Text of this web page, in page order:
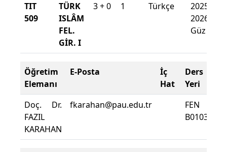
TIT
509
TÜRK
ISLÂM
FEL.
GİR. I
3 + 0 1 Türkçe
2025-
2026
Güz
Öğretim
Elemanı
E-Posta
İç
Hat
Ders
Yeri
Doç. Dr.
FAZIL
KARAHAN
fkarahan@pau.edu.tr
FEN
B0103